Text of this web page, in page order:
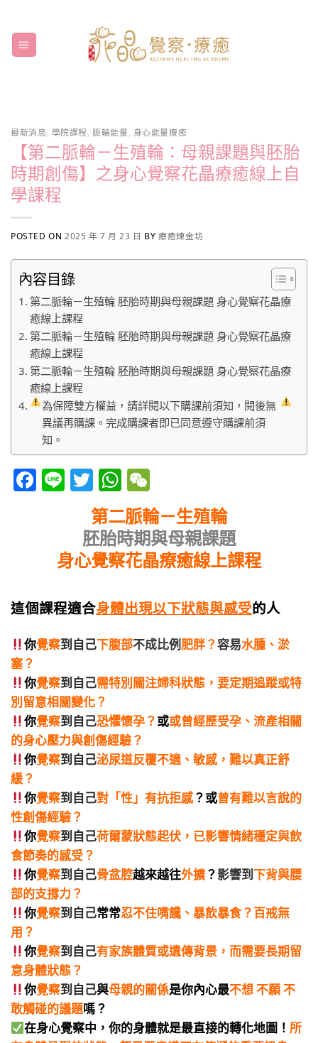
content
最新消息, 學院課程,脈輪能量, 身心能量療癒
【第二脈輪－生殖輪：母親課題與胚胎
時期創傷】之身心覺察花晶療癒線上自
學課程
POSTED ON 2025 年 7 月 23 日 BY療癒煉金坊
內容目錄
第二脈輪－生殖輪 胚胎時期與母親課題 身心覺察花晶療
癒線上課程
第二脈輪－生殖輪 胚胎時期與母親課題 身心覺察花晶療
癒線上課程
第二脈輪－生殖輪 胚胎時期與母親課題 身心覺察花晶療
癒線上課程
為保障雙方權益，請詳閱以下購課前須知，閱後無
異議再購課。完成購課者即已同意遵守購課前須
知。
Facebook
LineTwitterWhatsApp
第二脈輪－生殖輪
胚胎時期與母親課題
身心覺察花晶療癒線上課程
這個課程適合身體出現以下狀態與感受的人
你覺察到自己下腹部不成比例肥胖？容易水腫、淤
塞？
你覺察到自己需特別關注婦科狀態，要定期追蹤或特
別留意相關變化？
你覺察到自己恐懼懷孕？或或曾經歷受孕、流產相關
的身心壓力與創傷經驗？
你覺察到自己泌尿道反覆不適、敏感，難以真正舒
緩？
你覺察到自己對「性」有抗拒感？或曾有難以言說的
性創傷經驗？
你覺察到自己荷爾蒙狀態起伏，已影響情緒穩定與飲
食節奏的感受？
你覺察到自己骨盆腔越來越往外擴？影響到下背與腰
部的支撐力？
你覺察到自己常常忍不住嘴饞、暴飲暴食？百戒無
用？
你覺察到自己有家族體質或遺傳背景，而需要長期留
意身體狀態？
你覺察到自己與母親的關係是你內心最不想 不願 不
敢觸碰的議題嗎？
在身心覺察中，你的身體就是最直接的轉化地圖！ 所